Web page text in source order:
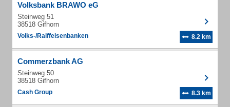
Volksbank BRAWO eG
Steinweg 51
38518 Gifhorn
Volks-/Raiffeisenbanken 8.2 km
Commerzbank AG
Steinweg 50
38518 Gifhorn
Cash Group 8.3 km